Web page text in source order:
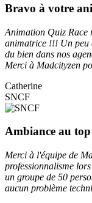
Bravo à votre
Animation Quiz Race
animatrice !!! Un peu
du bien dans nos
Merci à Madcityzen
Catherine
SNCF
Ambiance au
Merci à l'équipe de
professionnalisme
un groupe de 50
aucun problème